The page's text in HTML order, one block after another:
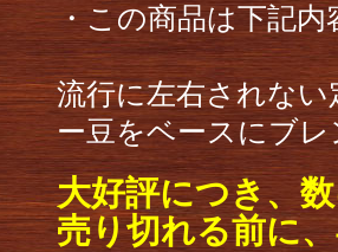
・この商品は下記
流行に左右されな
ー豆をベースにブ
大好評につき、
売り切れる前に